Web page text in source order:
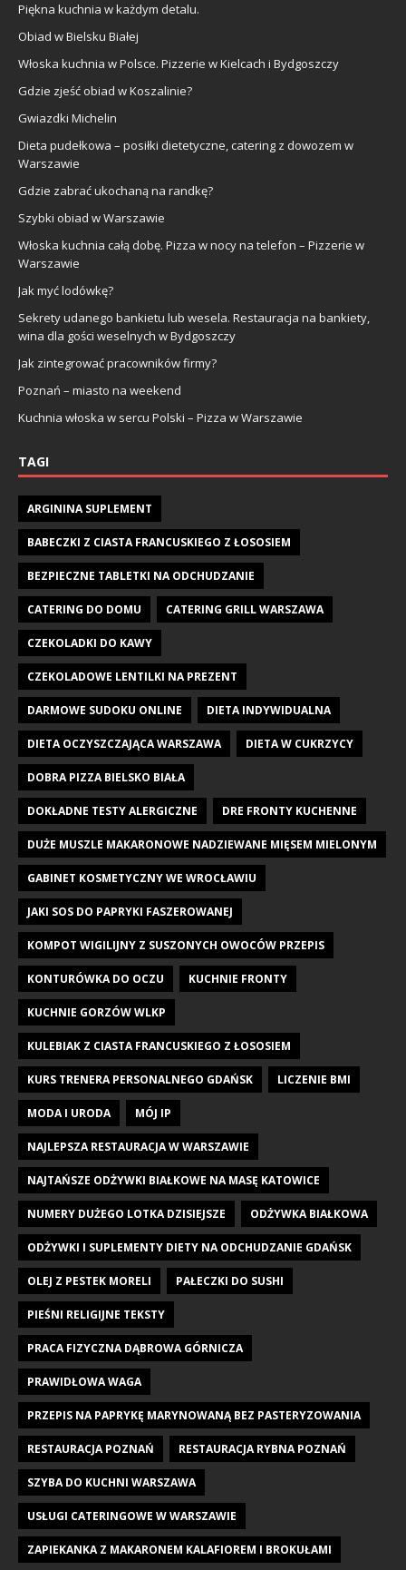
Piękna kuchnia w każdym detalu.
Obiad w Bielsku Białej
Włoska kuchnia w Polsce. Pizzerie w Kielcach i Bydgoszczy
Gdzie zjeść obiad w Koszalinie?
Gwiazdki Michelin
Dieta pudełkowa – posiłki dietetyczne, catering z dowozem w
Warszawie
Gdzie zabrać ukochaną na randkę?
Szybki obiad w Warszawie
Włoska kuchnia całą dobę. Pizza w nocy na telefon – Pizzerie w
Warszawie
Jak myć lodówkę?
Sekrety udanego bankietu lub wesela. Restauracja na bankiety,
wina dla gości weselnych w Bydgoszczy
Jak zintegrować pracowników firmy?
Poznań – miasto na weekend
Kuchnia włoska w sercu Polski – Pizza w Warszawie
TAGI
ARGININA SUPLEMENT
BABECZKI Z CIASTA FRANCUSKIEGO Z ŁOSOSIEM
BEZPIECZNE TABLETKI NA ODCHUDZANIE
CATERING DO DOMU CATERING GRILL WARSZAWA
CZEKOLADKI DO KAWY
CZEKOLADOWE LENTILKI NA PREZENT
DARMOWE SUDOKU ONLINE DIETA INDYWIDUALNA
DIETA OCZYSZCZAJĄCA WARSZAWA DIETA W CUKRZYCY
DOBRA PIZZA BIELSKO BIAŁA
DOKŁADNE TESTY ALERGICZNE DRE FRONTY KUCHENNE
DUŻE MUSZLE MAKARONOWE NADZIEWANE MIĘSEM MIELONYM
GABINET KOSMETYCZNY WE WROCŁAWIU
JAKI SOS DO PAPRYKI FASZEROWANEJ
KOMPOT WIGILIJNY Z SUSZONYCH OWOCÓW PRZEPIS
KONTURÓWKA DO OCZU KUCHNIE FRONTY
KUCHNIE GORZÓW WLKP
KULEBIAK Z CIASTA FRANCUSKIEGO Z ŁOSOSIEM
KURS TRENERA PERSONALNEGO GDAŃSK LICZENIE BMI
MODA I URODA MÓJ IP
NAJLEPSZA RESTAURACJA W WARSZAWIE
NAJTAŃSZE ODŻYWKI BIAŁKOWE NA MASĘ KATOWICE
NUMERY DUŻEGO LOTKA DZISIEJSZE ODŻYWKA BIAŁKOWA
ODŻYWKI I SUPLEMENTY DIETY NA ODCHUDZANIE GDAŃSK
OLEJ Z PESTEK MORELI PAŁECZKI DO SUSHI
PIEŚNI RELIGIJNE TEKSTY
PRACA FIZYCZNA DĄBROWA GÓRNICZA
PRAWIDŁOWA WAGA
PRZEPIS NA PAPRYKĘ MARYNOWANĄ BEZ PASTERYZOWANIA
RESTAURACJA POZNAŃ RESTAURACJA RYBNA POZNAŃ
SZYBA DO KUCHNI WARSZAWA
USŁUGI CATERINGOWE W WARSZAWIE
ZAPIEKANKA Z MAKARONEM KALAFIOREM I BROKUŁAMI